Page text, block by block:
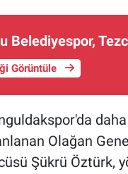
Belediyespor,
Görüntüle
Olağan
Şükrü Öztürk,